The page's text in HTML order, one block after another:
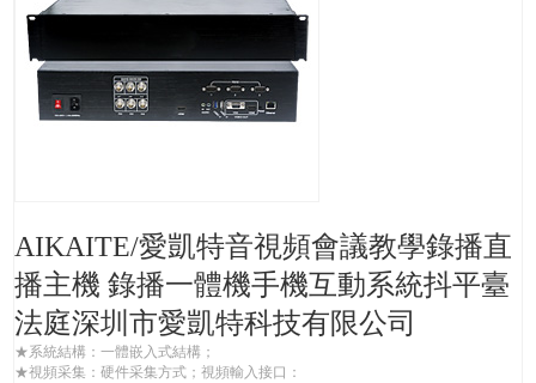
AIKAITE/愛凱特音視頻會議教學錄播直
播主機 錄播一體機手機互動系統抖平臺
法庭深圳市愛凱特科技有限公司
★系統結構：一體嵌入式結構；
★視頻采集：硬件采集方式；視頻輸入接口：